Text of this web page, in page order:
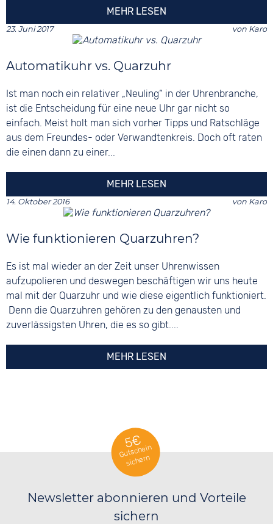
MEHR LESEN
23. Juni 2017 von Karo
Automatikuhr vs. Quarzuhr
Ist man noch ein relativer „Neuling“ in der Uhrenbranche,
ist die Entscheidung für eine neue Uhr gar nicht so
einfach. Meist holt man sich vorher Tipps und Ratschläge
aus dem Freundes- oder Verwandtenkreis. Doch oft raten
die einen dann zu einer...
MEHR LESEN
14. Oktober 2016 von Karo
Wie funktionieren Quarzuhren?
Es ist mal wieder an der Zeit unser Uhrenwissen
aufzupolieren und deswegen beschäftigen wir uns heute
mal mit der Quarzuhr und wie diese eigentlich funktioniert.
Denn die Quarzuhren gehören zu den genausten und
zuverlässigsten Uhren, die es so gibt....
MEHR LESEN
5€
Gutschein
sichern
Newsletter abonnieren und Vorteile
sichern